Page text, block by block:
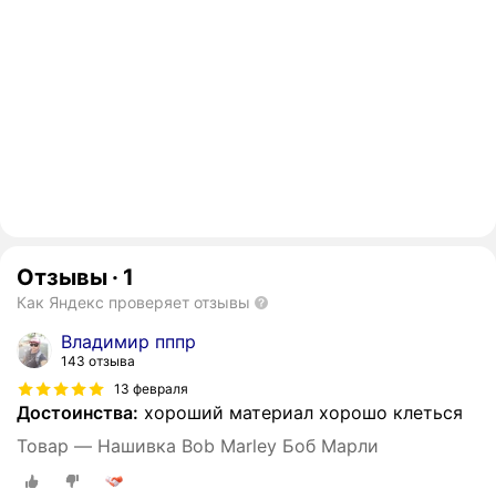
Отзывы · 1
Как Яндекс проверяет отзывы
Владимир пппр
143 отзыва
13 февраля
Достоинства: хороший материал хорошо клеться
Товар — Нашивка Bob Marley Боб Марли